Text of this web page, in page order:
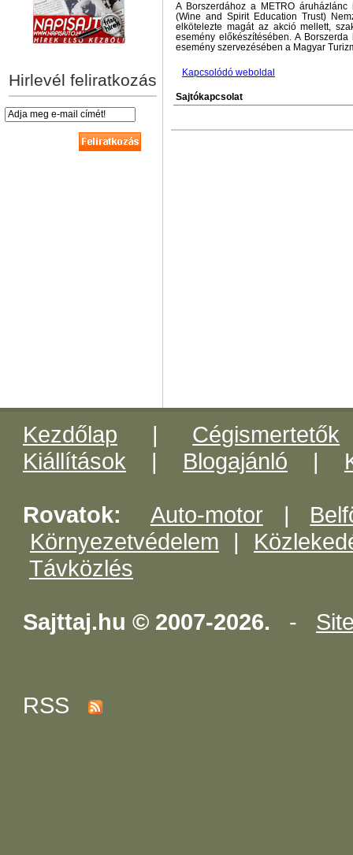
Hirlevél feliratkozás
A Borszerdához a METRO
(Wine and Spirit Education Trust)
elkötelezte magát az akció mellett,
esemény előkészítésében. A
esemény szervezésében a Magyar
Kapcsolódó weboldal
Sajtókapcsolat
Kezdőlap | Cégismertetők
Kiállítások | Blogajánló |
Rovatok: Auto-motor|
Környezetvédelem |
Távközlés
Sajttaj.hu © 2007-2026. -
RSS